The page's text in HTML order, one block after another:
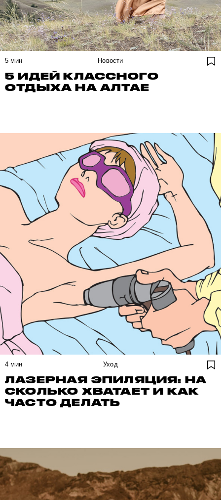
5 мин Новости
5 ИДЕЙ КЛАССНОГО
ОТДЫХА НА АЛТАЕ
4 мин Уход
ЛАЗЕРНАЯ ЭПИЛЯЦИЯ: НА
СКОЛЬКО ХВАТАЕТ И КАК
ЧАСТО ДЕЛАТЬ